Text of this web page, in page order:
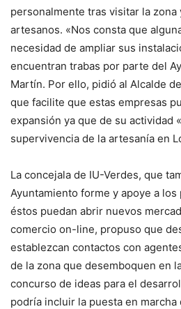
personalmente tras visitar la
artesanos. «Nos consta que
necesidad de ampliar sus
encuentran trabas por parte del
Martín. Por ello, pidió al Alcalde
que facilite que estas empresas
expansión ya que de su actividad
supervivencia de la artesanía en
La concejala de IU-Verdes, que
Ayuntamiento forme y apoye a
éstos puedan abrir nuevos
comercio on-line, propuso que
establezcan contactos con
de la zona que desemboquen en
concurso de ideas para el
podría incluir la puesta en marcha